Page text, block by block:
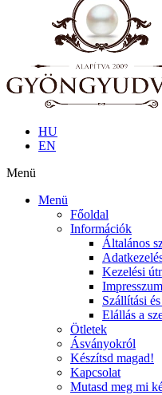
HU
EN
Menü
Menü
Főoldal
Információk
Általános
Kezelési
Impresszum
Szállítási
Elállás a
Ötletek
Ásványokról
Készítsd magad!
Kapcsolat
Mutasd meg mi